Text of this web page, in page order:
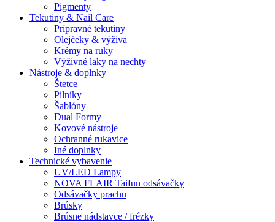
Pigmenty
Tekutiny & Nail Care
Prípravné tekutiny
Olejčeky & výživa
Krémy na ruky
Výživné laky na nechty
Nástroje & doplnky
Štetce
Pilníky
Šablóny
Dual Formy
Kovové nástroje
Ochranné rukavice
Iné doplnky
Technické vybavenie
UV/LED Lampy
NOVA FLAIR Taifun odsávačky
Odsávačky prachu
Brúsky
Brúsne nádstavce / frézky